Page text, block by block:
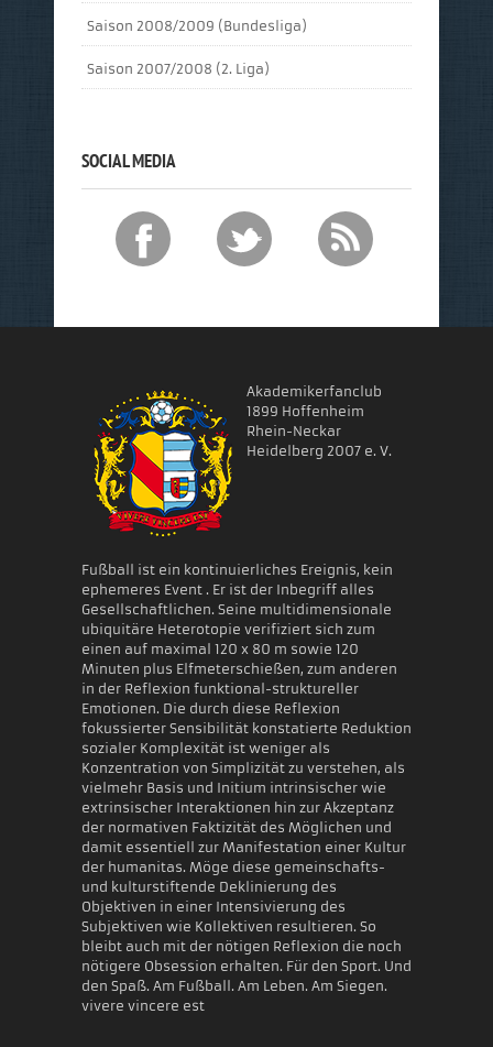
Saison 2008/2009 (Bundesliga)
Saison 2007/2008 (2. Liga)
SOCIAL MEDIA
Akademikerfanclub
1899 Hoffenheim
Rhein-Neckar
Heidelberg 2007 e. V.
Fußball ist ein kontinuierliches Ereignis, kein
ephemeres Event . Er ist der Inbegriff alles
Gesellschaftlichen. Seine multidimensionale
ubiquitäre Heterotopie verifiziert sich zum
einen auf maximal 120 x 80 m sowie 120
Minuten plus Elfmeterschießen, zum anderen
in der Reflexion funktional-struktureller
Emotionen. Die durch diese Reflexion
fokussierter Sensibilität konstatierte Reduktion
sozialer Komplexität ist weniger als
Konzentration von Simplizität zu verstehen, als
vielmehr Basis und Initium intrinsischer wie
extrinsischer Interaktionen hin zur Akzeptanz
der normativen Faktizität des Möglichen und
damit essentiell zur Manifestation einer Kultur
der humanitas. Möge diese gemeinschafts-
und kulturstiftende Deklinierung des
Objektiven in einer Intensivierung des
Subjektiven wie Kollektiven resultieren. So
bleibt auch mit der nötigen Reflexion die noch
nötigere Obsession erhalten. Für den Sport. Und
den Spaß. Am Fußball. Am Leben. Am Siegen.
vivere vincere est